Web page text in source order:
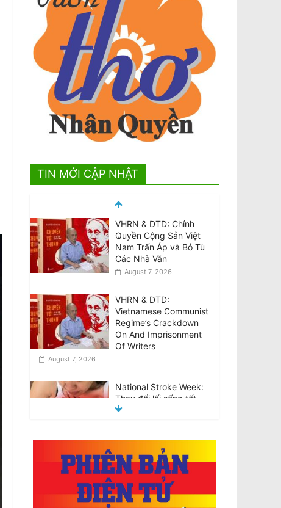
TIN MỚI CẬP NHẬT
VHRN & DTD: Chính
Nam Trấn Áp và Bỏ Tù
August 7, 2026
VHRN & DTD:
Vietnamese Communist
Of Writers
August 7, 2026
National Stroke Week:
quỵ, theo nghiên cứu
‘Siêu thực phẩm’ giúp
ngăn ngừa đột quỵ
August 7, 2026